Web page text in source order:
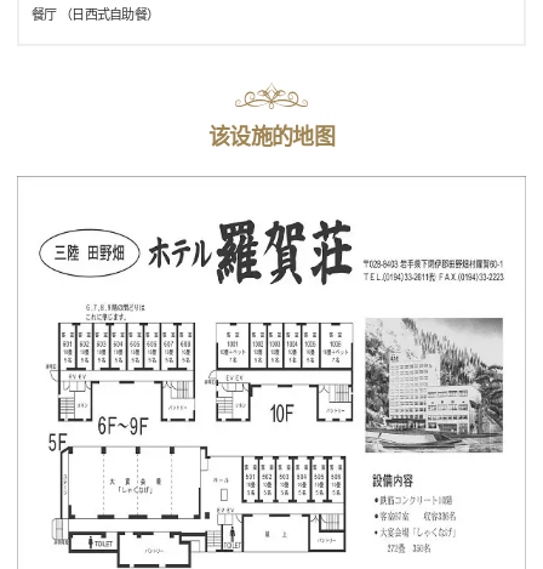
餐厅 （日西式自助餐）
该设施的地图